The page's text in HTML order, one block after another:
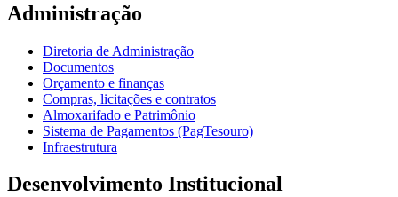
Administração
Diretoria de Administração
Documentos
Orçamento e finanças
Compras, licitações e contratos
Almoxarifado e Patrimônio
Sistema de Pagamentos (PagTesouro)
Infraestrutura
Desenvolvimento Institucional